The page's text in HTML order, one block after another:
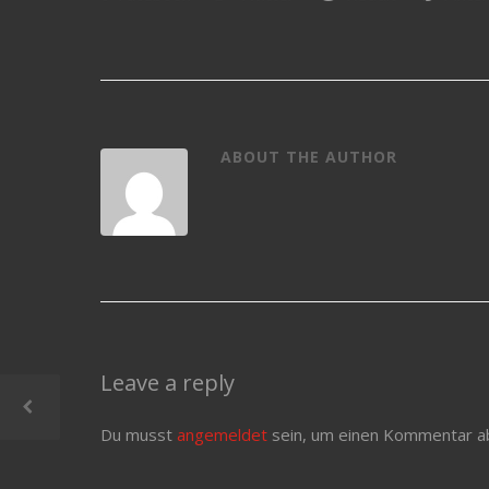
ABOUT THE AUTHOR
Leave a reply
Du musst angemeldet sein, um einen Kommentar